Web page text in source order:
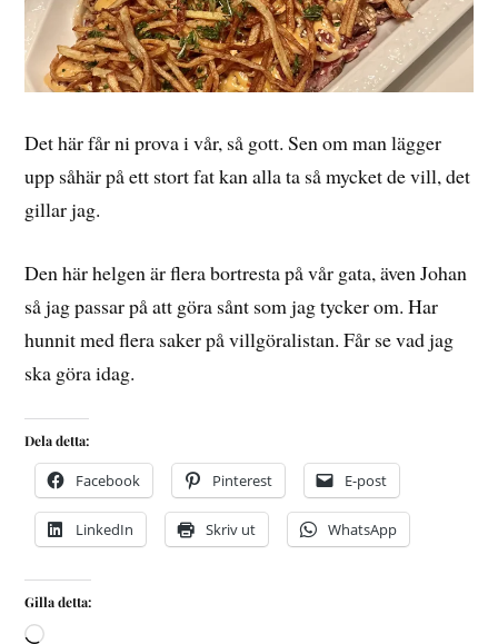
Det här får ni prova i vår, så gott. Sen om man lägger
upp såhär på ett stort fat kan alla ta så mycket de vill, det
gillar jag.
Den här helgen är flera bortresta på vår gata, även Johan
så jag passar på att göra sånt som jag tycker om. Har
hunnit med flera saker på villgöralistan. Får se vad jag
ska göra idag.
Dela detta:
Facebook Pinterest E-post
LinkedIn Skriv ut WhatsApp
Gilla detta: